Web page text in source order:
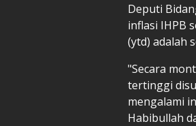
Deputi
inflasi IHPB
(ytd) adalah
"Secara
tertinggi
mengalami
Habibullah